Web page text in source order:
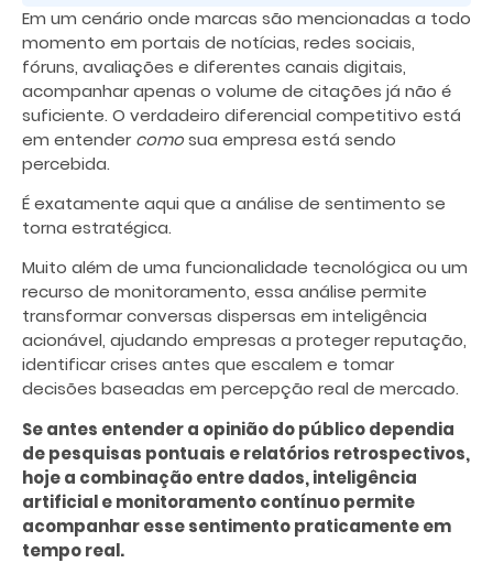
Em um cenário onde marcas são mencionadas a todo
momento em portais de notícias, redes sociais,
fóruns, avaliações e diferentes canais digitais,
acompanhar apenas o volume de citações já não é
suficiente. O verdadeiro diferencial competitivo está
em entendercomosua empresa está sendo
percebida.
É exatamente aqui que a análise de sentimento se
torna estratégica.
Muito além de uma funcionalidade tecnológica ou um
recurso de monitoramento, essa análise permite
transformar conversas dispersas em inteligência
acionável, ajudando empresas a proteger reputação,
identificar crises antes que escalem e tomar
decisões baseadas em percepção real de mercado.
Se antes entender a opinião do público dependia
de pesquisas pontuais e relatórios retrospectivos,
hoje a combinação entre dados, inteligência
artificial e monitoramento contínuo permite
acompanhar esse sentimento praticamente em
tempo real.